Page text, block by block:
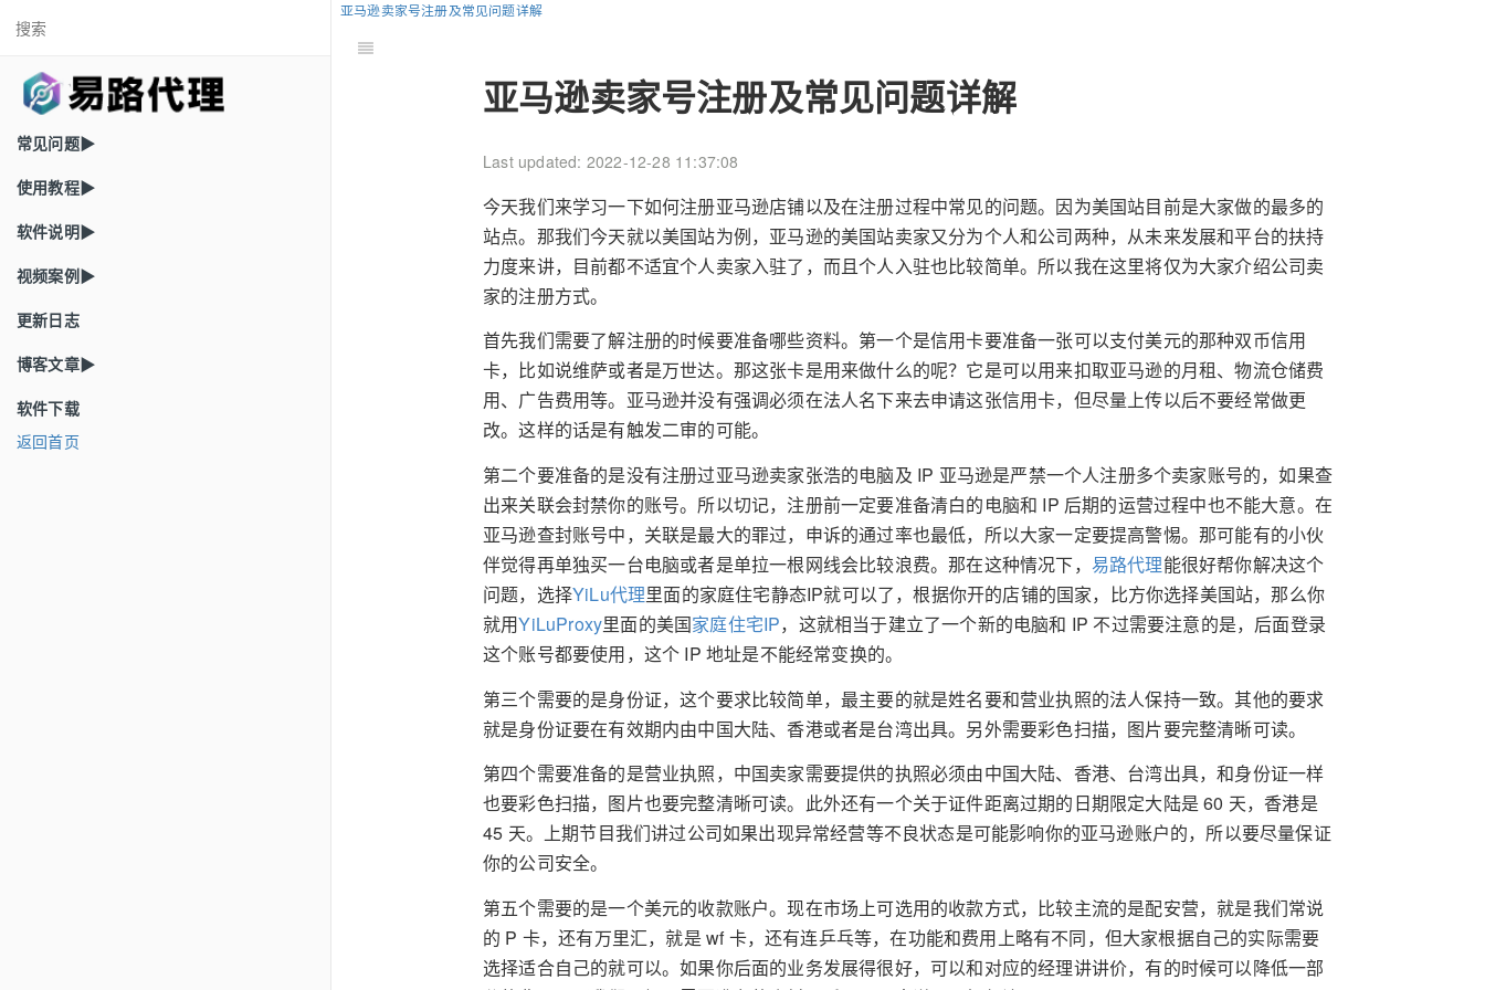
常见问题▶
使用教程▶
软件说明▶
视频案例▶
更新日志
博客文章▶
软件下载
返回首页
亚马逊卖家号注册及常见问题详解
亚马逊卖家号注册及常见问题详解
Last updated: 2022-12-28 11:37:08
今天我们来学习一下如何注册亚马逊店铺以及在注册过程中常见的问题。因为美国站目前是大家做的最多的
站点。那我们今天就以美国站为例，亚马逊的美国站卖家又分为个人和公司两种，从未来发展和平台的扶持
力度来讲，目前都不适宜个人卖家入驻了，而且个人入驻也比较简单。所以我在这里将仅为大家介绍公司卖
家的注册方式。
首先我们需要了解注册的时候要准备哪些资料。第一个是信用卡要准备一张可以支付美元的那种双币信用
卡，比如说维萨或者是万世达。那这张卡是用来做什么的呢？它是可以用来扣取亚马逊的月租、物流仓储费
用、广告费用等。亚马逊并没有强调必须在法人名下来去申请这张信用卡，但尽量上传以后不要经常做更
改。这样的话是有触发二审的可能。
第二个要准备的是没有注册过亚马逊卖家张浩的电脑及 IP 亚马逊是严禁一个人注册多个卖家账号的，如果查
出来关联会封禁你的账号。所以切记，注册前一定要准备清白的电脑和 IP 后期的运营过程中也不能大意。在
亚马逊查封账号中，关联是最大的罪过，申诉的通过率也最低，所以大家一定要提高警惕。那可能有的小伙
伴觉得再单独买一台电脑或者是单拉一根网线会比较浪费。那在这种情况下， 易路代理能很好帮你解决这个
问题，选择YiLu代理里面的家庭住宅静态IP就可以了，根据你开的店铺的国家，比方你选择美国站，那么你
就用YiLuProxy里面的美国家庭住宅IP，这就相当于建立了一个新的电脑和 IP 不过需要注意的是，后面登录
这个账号都要使用，这个 IP 地址是不能经常变换的。
第三个需要的是身份证，这个要求比较简单，最主要的就是姓名要和营业执照的法人保持一致。其他的要求
就是身份证要在有效期内由中国大陆、香港或者是台湾出具。另外需要彩色扫描，图片要完整清晰可读。
第四个需要准备的是营业执照，中国卖家需要提供的执照必须由中国大陆、香港、台湾出具，和身份证一样
也要彩色扫描，图片也要完整清晰可读。此外还有一个关于证件距离过期的日期限定大陆是 60 天，香港是
45 天。上期节目我们讲过公司如果出现异常经营等不良状态是可能影响你的亚马逊账户的，所以要尽量保证
你的公司安全。
第五个需要的是一个美元的收款账户。现在市场上可选用的收款方式，比较主流的是配安营，就是我们常说
的 P 卡，还有万里汇，就是 wf 卡，还有连乒乓等，在功能和费用上略有不同，但大家根据自己的实际需要
选择适合自己的就可以。如果你后面的业务发展得很好，可以和对应的经理讲讲价，有的时候可以降低一部